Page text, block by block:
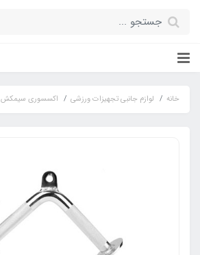
خانه لوازم جانبی تجهیزات ورزشی اکسسوری سیمکش